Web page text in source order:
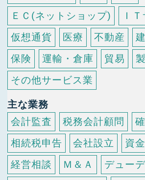
ＥＣ(ネットショップ)
Ｉ
仮想通貨
医療 不動産
保険
運輸・倉庫 貿易
その他サービス業
主な業務
会計監査
税務会計顧問
相続税申告
会社設立
資
経営相談
Ｍ＆Ａ
デュー